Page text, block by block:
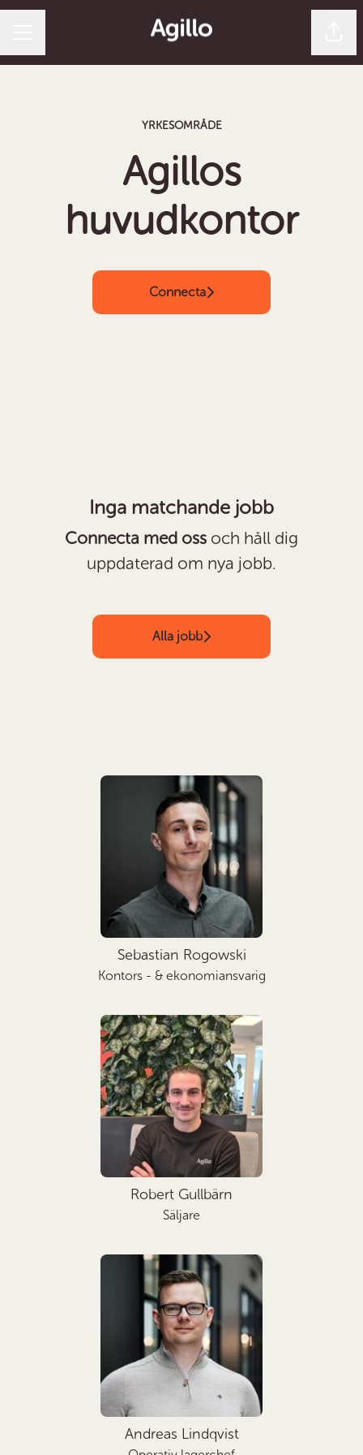
YRKESOMRÅDE
Agillos
huvudkontor
Connecta
Inga matchande jobb
Connecta med oss och håll dig
uppdaterad om nya jobb.
Alla jobb
Sebastian Rogowski
Kontors - & ekonomiansvarig
Robert Gullbärn
Säljare
Andreas Lindqvist